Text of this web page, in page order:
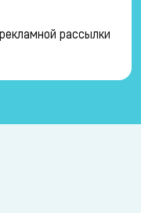
рассылки